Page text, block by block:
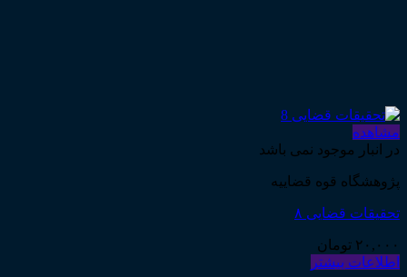
مشاهده
در انبار موجود نمی باشد
پژوهشگاه قوه قضاییه
تحقیقات قضایی ۸
۲۰,۰۰۰ تومان
اطلاعات بیشتر